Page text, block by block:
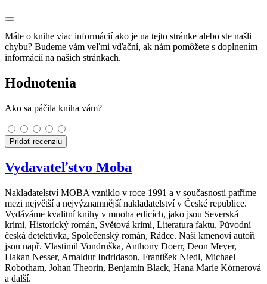
Máte o knihe viac informácií ako je na tejto stránke alebo ste našli
chybu? Budeme vám veľmi vďační, ak nám pomôžete s doplnením
informácií na našich stránkach.
Hodnotenia
Ako sa páčila kniha vám?
Pridať recenziu
Vydavateľstvo Moba
Nakladatelství MOBA vzniklo v roce 1991 a v současnosti patříme
mezi největší a nejvýznamnější nakladatelství v České republice.
Vydáváme kvalitní knihy v mnoha edicích, jako jsou Severská
krimi, Historický román, Světová krimi, Literatura faktu, Původní
česká detektivka, Společenský román, Rádce. Naši kmenoví autoři
jsou např. Vlastimil Vondruška, Anthony Doerr, Deon Meyer,
Hakan Nesser, Arnaldur Indridason, František Niedl, Michael
Robotham, Johan Theorin, Benjamin Black, Hana Marie Körnerová
a další.